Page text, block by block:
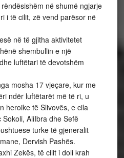
në shumë ngjarje
i të cilit, zë vend parësor në
në të gjitha aktivitetet
shembullin e një
luftëtari të devotshëm
mosha 17 vjeçare, kur me
ndër luftëtarët më të ri, u
heroike të Slivovës, e cila
AliIbra dhe Sefë
turke të gjeneralit
Dervish Pashës.
Zekës, të cilit i doli krah